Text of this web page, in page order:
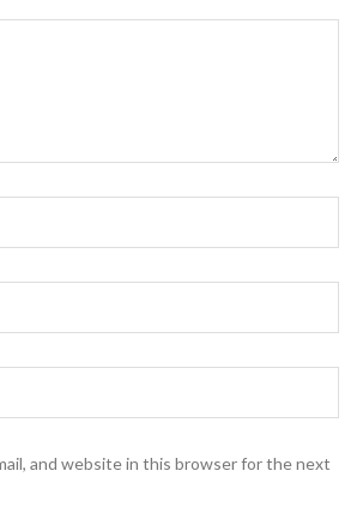
and website in this browser for the next